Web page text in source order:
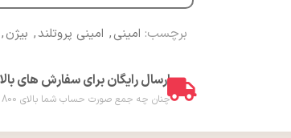
برچسب: امینی, امینی پروتلند, بیژن,
ارسال رایگان برای سفارش های بالای 800 هزار
چنان چه جمع صورت حساب شما بالای 800 هزارتومان شود هزینه ارسال برای شما به صورت رایگان محاسبه خواهد شد. ( فقط در شهر ورامین )